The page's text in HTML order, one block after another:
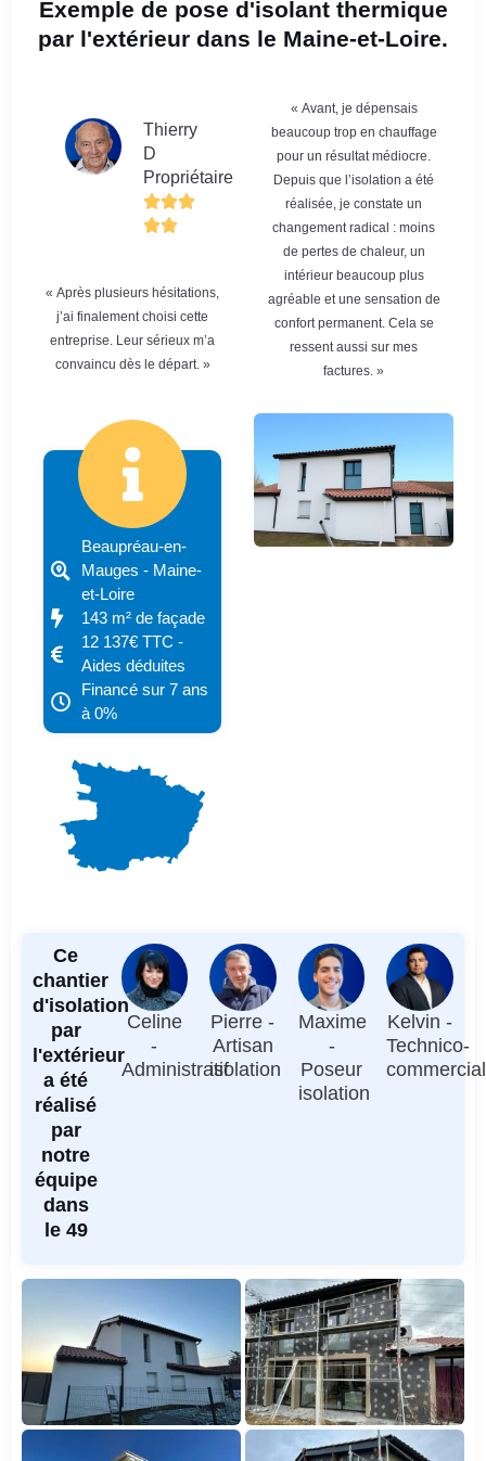
Exemple de pose d'isolant thermique
par l'extérieur dans le Maine-et-Loire.
Thierry
D
Propriétaire
« Après plusieurs hésitations,
j’ai finalement choisi cette
entreprise. Leur sérieux m’a
convaincu dès le départ. »
Beaupréau-en-
Mauges - Maine-
et-Loire
143 m² de façade
12 137€ TTC -
Aides déduites
Financé sur 7 ans
à 0%
« Avant, je dépensais
beaucoup trop en chauffage
pour un résultat médiocre.
Depuis que l’isolation a été
réalisée, je constate un
changement radical : moins
de pertes de chaleur, un
intérieur beaucoup plus
agréable et une sensation de
confort permanent. Cela se
ressent aussi sur mes
factures. »
Ce
chantier
d'isolation
par
l'extérieur
a été
réalisé
par
notre
équipe
dans
le 49
Celine
-
Administratif
Pierre -
Artisan
isolation
Maxime
-
Poseur
isolation
Kelvin -
Technico-
commercial